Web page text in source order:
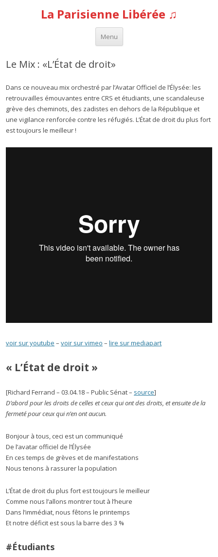
La Parisienne Libérée ♫
Menu
Aller au contenu
Le Mix : «L’État de droit»
Dans ce nouveau mix orchestré par l’Avatar Officiel de l’Élysée: les
retrouvailles émouvantes entre CRS et étudiants, une scandaleuse
grève des cheminots, des zadistes en dehors de la République et
une vigilance renforcée contre les réfugiés. L’État de droit du plus fort
est toujours le meilleur !
voir sur youtube – voir sur vimeo – lire sur mediapart
« L’État de droit »
[Richard Ferrand – 03.04.18 – Public Sénat – source]
D’abord pour les droits de celles et ceux qui ont des droits, et ensuite de la
fermeté pour ceux qui n’en ont aucun.
Bonjour à tous, ceci est un communiqué
De l’avatar officiel de l’Élysée
En ces temps de grèves et de manifestations
Nous tenons à rassurer la population
L’État de droit du plus fort est toujours le meilleur
Comme nous l’allons montrer tout à l’heure
Dans l’immédiat, nous fêtons le printemps
Et notre déficit est sous la barre des 3 %
#Étudiants